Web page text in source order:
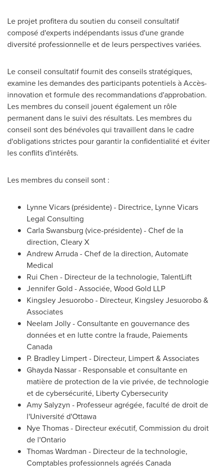
Le projet profitera du soutien du conseil consultatif
composé d'experts indépendants issus d'une grande
diversité professionnelle et de leurs perspectives variées.
Le conseil consultatif fournit des conseils stratégiques,
examine les demandes des participants potentiels à Accès-
innovation et formule des recommandations d'approbation.
Les membres du conseil jouent également un rôle
permanent dans le suivi des résultats. Les membres du
conseil sont des bénévoles qui travaillent dans le cadre
d'obligations strictes pour garantir la confidentialité et éviter
les conflits d'intérêts.
Les membres du conseil sont :
Lynne Vicars(présidente) - Directrice, Lynne Vicars
Legal Consulting
Carla Swansburg (vice-présidente) - Chef de la
direction, Cleary X
Andrew Arruda- Chef de la direction, Automate
Medical
Rui Chen - Directeur de la technologie, TalentLift
Jennifer Gold - Associée, Wood Gold LLP
Kingsley Jesuorobo- Directeur, Kingsley Jesuorobo&
Associates
Neelam Jolly- Consultante en gouvernance des
données et en lutte contre la fraude, Paiements
Canada
P. Bradley Limpert- Directeur, Limpert & Associates
Ghayda Nassar- Responsable et consultante en
matière de protection de la vie privée, de technologie
et de cybersécurité, Liberty Cybersecurity
Amy Salyzyn - Professeur agrégée, faculté de droit de
l'Université d'Ottawa
Nye Thomas - Directeur exécutif, Commission du droit
de l'Ontario
Thomas Wardman - Directeur de la technologie,
Comptables professionnels agréésCanada